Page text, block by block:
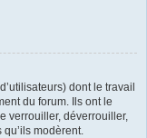
dont le travail
du forum. Ils ont le
verrouiller, déverrouiller,
modèrent.